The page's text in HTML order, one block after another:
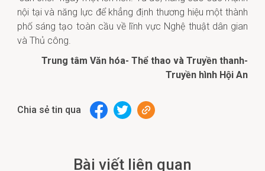
nội tại và năng lực để khẳng định thương hiệu một thành
phố sáng tạo toàn cầu về lĩnh vực Nghệ thuật dân gian
và Thủ công.
Trung tâm Văn hóa- Thể thao và Truyền thanh-
Truyền hình Hội An
Chia sẻ tin qua
Bài viết liên quan